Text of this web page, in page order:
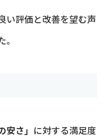
い評価と改善を望む声
安さ」 に対する満足度